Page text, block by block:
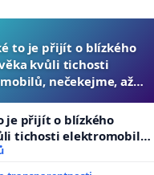
to je přijít o blízkého
kvůli tichosti
nečekejme, až
auta!
je přijít o blízkého
tichosti elektromobilů,
až přibydou další,
auta!